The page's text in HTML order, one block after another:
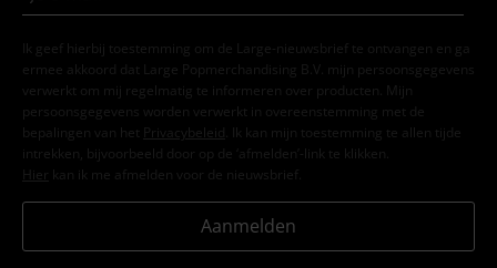
Ik geef hierbij toestemming om de Large-nieuwsbrief te ontvangen en ga
ermee akkoord dat Large Popmerchandising B.V. mijn persoonsgegevens
verwerkt om mij regelmatig te informeren over producten. Mijn
persoonsgegevens worden verwerkt in overeenstemming met de
bepalingen van het
Privacybeleid . Ik kan mijn toestemming te allen tijde
intrekken, bijvoorbeeld door op de ‘afmelden’-link te klikken.
Hier kan ik me afmelden voor de nieuwsbrief.
Aanmelden